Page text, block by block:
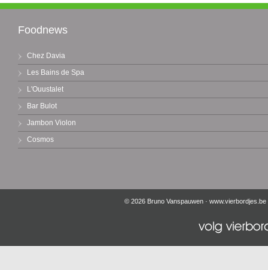
Foodnews
Chez Davia
Les Bains de Spa
L'Ouustalet
Bar Bulot
Jambon Violon
Cosmos
© 2026 Bruno Vanspauwen · www.vierbordjes.be